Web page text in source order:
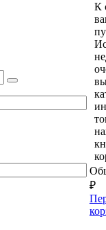
К
₽